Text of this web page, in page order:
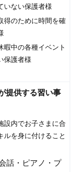
いない保護者様
得のために時間を確
暇中の各種イベント
保護者様
提供する習い事
設内でお子さまに合
ルを身に付けること
話・ピアノ・プ